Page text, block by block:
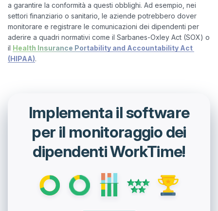
a garantire la conformità a questi obblighi. Ad esempio, nei
settori finanziario o sanitario, le aziende potrebbero dover
monitorare e registrare le comunicazioni dei dipendenti per
aderire a quadri normativi come il Sarbanes-Oxley Act (SOX) o
il
Health Insurance Portability and Accountability Act
(HIPAA)
Implementa il software
per il monitoraggio dei
dipendenti WorkTime!